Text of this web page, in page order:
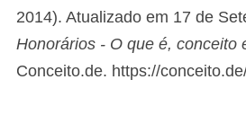
2014). Atualizado em 17 de
Honorários - O que é, conceito
Conceito.de. https://